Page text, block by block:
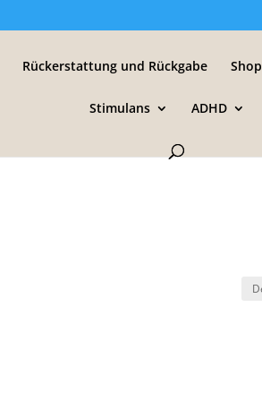
Rückerstattung und Rückgabe Shop
Stimulans ADHD